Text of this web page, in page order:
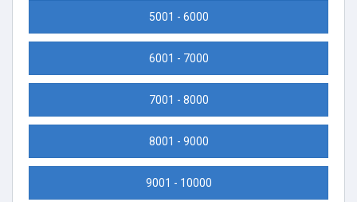
5001 - 6000
6001 - 7000
7001 - 8000
8001 - 9000
9001 - 10000